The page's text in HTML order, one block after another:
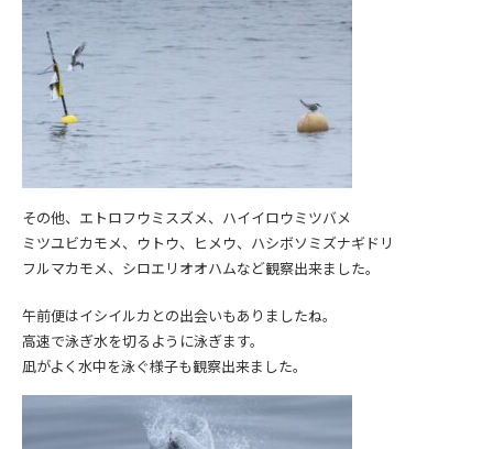
その他、エトロフウミスズメ、ハイイロウミツバメ
ミツユビカモメ、ウトウ、ヒメウ、ハシボソミズナギドリ
フルマカモメ、シロエリオオハムなど観察出来ました。
午前便はイシイルカとの出会いもありましたね。
高速で泳ぎ水を切るように泳ぎます。
凪がよく水中を泳ぐ様子も観察出来ました。